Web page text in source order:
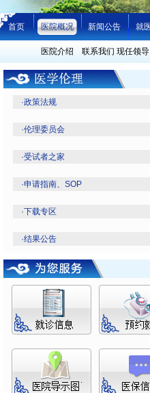
首页 医院概况 新闻公告 就
医院介绍 联系我们 现任领导
·政策法规
·伦理委员会
·受试者之家
·申请指南、SOP
·下载专区
·结果公告